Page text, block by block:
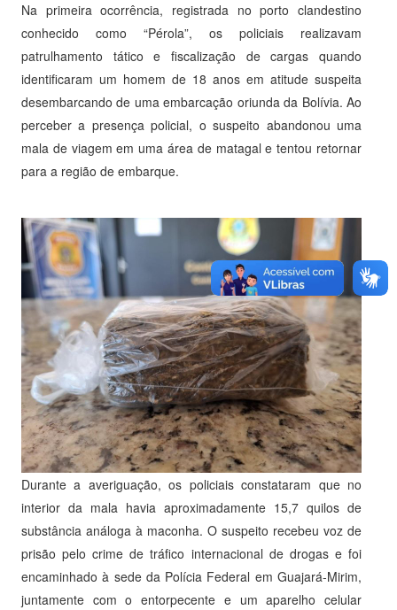
Na primeira ocorrência, registrada no porto clandestino
conhecido como “Pérola”, os policiais realizavam
patrulhamento tático e fiscalização de cargas quando
identificaram um homem de 18 anos em atitude suspeita
desembarcando de uma embarcação oriunda da Bolívia. Ao
perceber a presença policial, o suspeito abandonou uma
mala de viagem em uma área de matagal e tentou retornar
para a região de embarque.
Durante a averiguação, os policiais constataram que no
interior da mala havia aproximadamente 15,7 quilos de
substância análoga à maconha. O suspeito recebeu voz de
prisão pelo crime de tráfico internacional de drogas e foi
encaminhado à sede da Polícia Federal em Guajará-Mirim,
juntamente com o entorpecente e um aparelho celular